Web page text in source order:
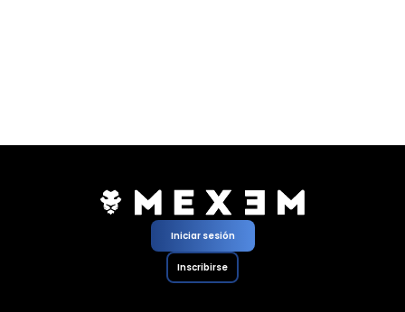
Iniciar sesión
Inscribirse